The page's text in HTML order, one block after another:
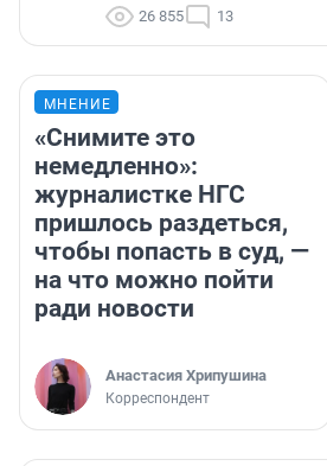
26 855 13
МНЕНИЕ
«Снимите это
немедленно»:
журналистке НГС
пришлось раздеться,
чтобы попасть в суд, —
на что можно пойти
ради новости
Анастасия Хрипушина
Корреспондент